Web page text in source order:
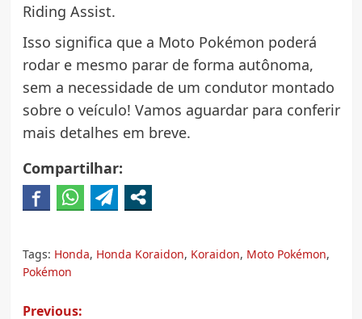
Riding Assist.
Isso significa que a Moto Pokémon poderá
rodar e mesmo parar de forma autônoma,
sem a necessidade de um condutor montado
sobre o veículo! Vamos aguardar para conferir
mais detalhes em breve.
Compartilhar:
Tags: Honda, Honda Koraidon, Koraidon, Moto Pokémon,
Pokémon
Previous: